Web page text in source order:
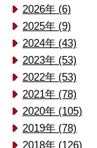
2026年 (6)
2025年 (9)
2024年 (43)
2023年 (53)
2022年 (53)
2021年 (78)
2020年 (105)
2019年 (78)
2018年 (126)